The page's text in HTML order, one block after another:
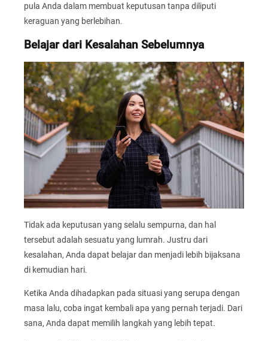
pula Anda dalam membuat keputusan tanpa diliputi
keraguan yang berlebihan.
Belajar dari Kesalahan Sebelumnya
Tidak ada keputusan yang selalu sempurna, dan hal
tersebut adalah sesuatu yang lumrah. Justru dari
kesalahan, Anda dapat belajar dan menjadi lebih bijaksana
di kemudian hari.
Ketika Anda dihadapkan pada situasi yang serupa dengan
masa lalu, coba ingat kembali apa yang pernah terjadi. Dari
sana, Anda dapat memilih langkah yang lebih tepat.